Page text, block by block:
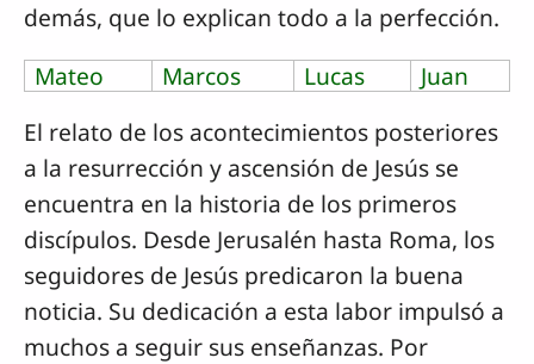
demás, que lo explican todo a la perfección.
Mateo
Marcos Lucas
Juan
El relato de los acontecimientos posteriores
a la resurrección y ascensión de Jesús se
encuentra en la historia de los primeros
discípulos. Desde Jerusalén hasta Roma, los
seguidores de Jesús predicaron la buena
noticia. Su dedicación a esta labor impulsó a
muchos a seguir sus enseñanzas. Por